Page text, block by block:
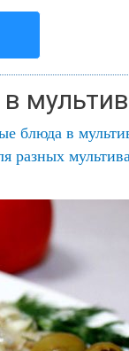
блюда в
разных